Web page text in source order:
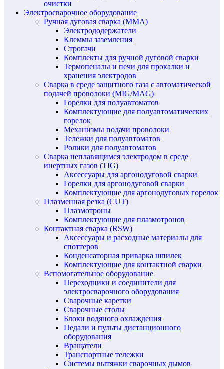
очистки
Электросварочное оборудование
Ручная дуговая сварка (MMA)
Электрододержатели
Клеммы заземления
Строгачи
Комплекты для ручной дуговой сварки
Термопеналы и печи для прокалки и
хранения электродов
Сварка в среде защитного газа с автоматической
подачей проволоки (MIG/MAG)
Горелки для полуавтоматов
Комплектующие для полуавтоматических
горелок
Механизмы подачи проволоки
Тележки для полуавтоматов
Ролики для полуавтоматов
Сварка неплавящимся электродом в среде
инертных газов (TIG)
Аксессуары для аргонодуговой сварки
Горелки для аргонодуговой сварки
Комплектующие для аргонодуговых горелок
Плазменная резка (CUT)
Плазмотроны
Комплектующие для плазмотронов
Контактная сварка (RSW)
Аксессуары и расходные материалы для
споттеров
Конденсаторная приварка шпилек
Комплектующие для контактной сварки
Вспомогательное оборудование
Переходники и соединители для
электросварочного оборудования
Сварочные каретки
Сварочные столы
Блоки водяного охлаждения
Педали и пульты дистанционного
оборудования
Вращатели
Транспортные тележки
Системы вытяжки сварочных дымов